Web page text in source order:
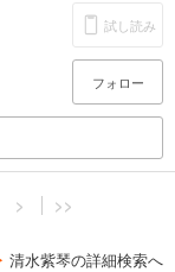
試し読み
フォロー
> >>
清水紫琴の詳細検索へ